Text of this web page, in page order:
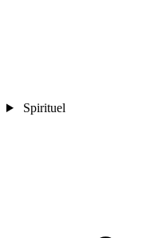
Spirituel